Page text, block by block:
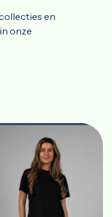
en
onze